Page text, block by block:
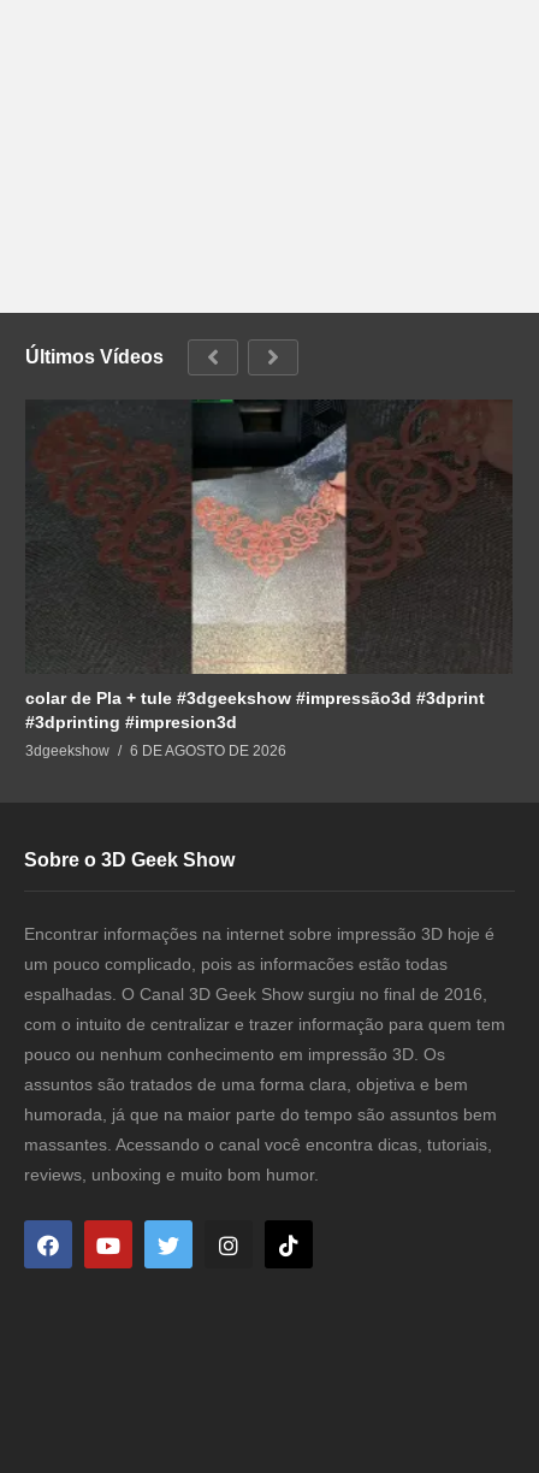
Últimos Vídeos
colar de Pla + tule #3dgeekshow #impressão3d #3dprint
#3dprinting #impresion3d
3dgeekshow 6 DE AGOSTO DE 2026
Sobre o 3D Geek Show
Encontrar informações na internet sobre impressão 3D hoje é
um pouco complicado, pois as informacões estão todas
espalhadas. O Canal 3D Geek Show surgiu no final de 2016,
com o intuito de centralizar e trazer informação para quem tem
pouco ou nenhum conhecimento em impressão 3D. Os
assuntos são tratados de uma forma clara, objetiva e bem
humorada, já que na maior parte do tempo são assuntos bem
massantes. Acessando o canal você encontra dicas, tutoriais,
reviews, unboxing e muito bom humor.